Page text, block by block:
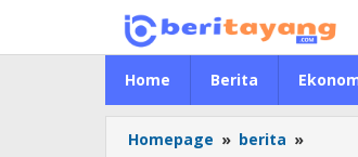
konten
Home Berita
Homepage » berita »